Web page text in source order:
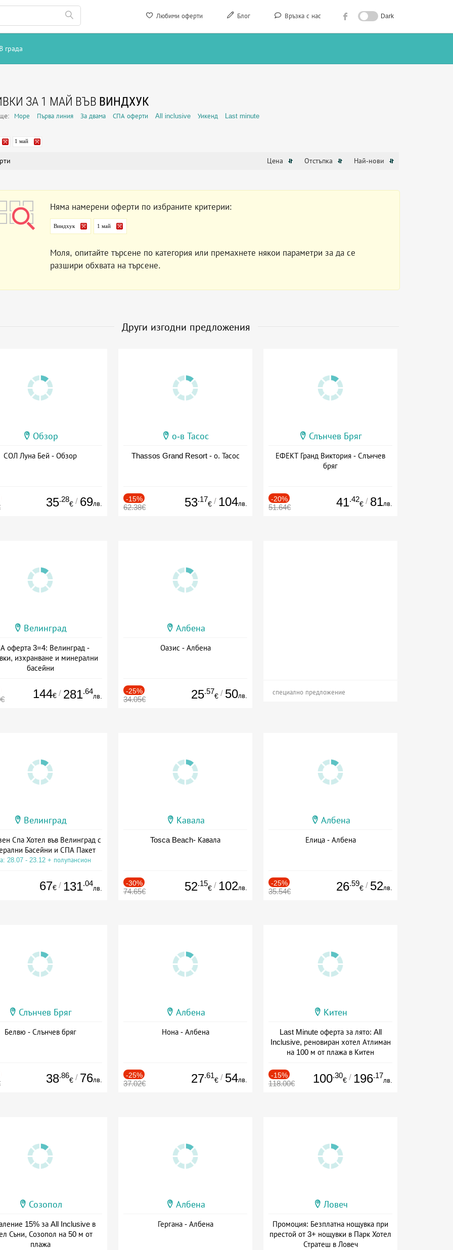
Любими оферти Блог Връзка с нас Dark
В града
ЗА 1 МАЙ ВЪВ ВИНДХУК
Море Първа линия За двама СПА оферти All inclusive Уикенд Last minute
1 май
Цена Отстъпка Най-нови
Няма намерени оферти по избраните критерии:
Виндхук 1 май
Моля, опитайте търсене по категория или премахнете някои параметри за да се
разшири обхвата на търсене.
Други изгодни предложения
Обзор
СОЛ Луна Бей - Обзор
35.28
€ / 69лв.
о-в Тасос
Thassos Grand Resort - о. Тасос
-15%
62.38€ 53.17
€ / 104лв.
Слънчев Бряг
ЕФЕКТ Гранд Виктория - Слънчев
бряг
-20%
51.64€ 41.42
€ / 81лв.
Велинград
оферта 3=4: Велинград -
изхранване и минерални
басейни
144€ / 281.64
лв.
Албена
Оазис - Албена
-25%
34.05€ 25.57
€ / 50лв. специално предложение
Велинград
Спа Хотел във Велинград с
Басейни и СПА Пакет
28.07 - 23.12 + полупансион
67€ / 131.04
лв.
Кавала
Tosca Beach- Кавала
-30%
74.65€ 52.15
€ / 102лв.
Албена
Елица - Албена
-25%
35.54€ 26.59
€ / 52лв.
Слънчев Бряг
Белвю - Слънчев бряг
38.86
€ / 76лв.
Албена
Нона - Албена
-25%
37.02€ 27.61
€ / 54лв.
Китен
Last Minute оферта за лято: All
Inclusive, реновиран хотел Атлиман
на 100 м от плажа в Китен
-15%
118.00€ 100.30
€ / 196.17
лв.
Созопол
15% за All Inclusive в
Съни, Созопол на 50 м от
плажа
Албена
Гергана - Албена
Ловеч
Промоция: Безплатна нощувка при
престой от 3+ нощувки в Парк Хотел
Стратеш в Ловеч